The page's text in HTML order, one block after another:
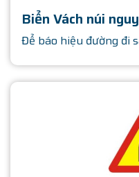
Biển Vách núi
Để báo hiệu đường đi